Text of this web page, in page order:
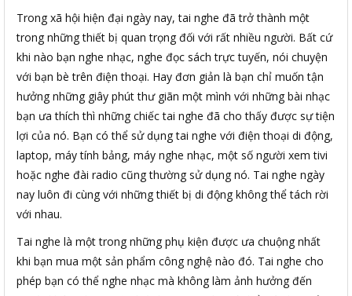
Trong xã hội hiện đại ngày nay, tai nghe đã trở thành một
trong những thiết bị quan trọng đối với rất nhiều người. Bất cứ
khi nào bạn nghe nhạc, nghe đọc sách trực tuyến, nói chuyện
với bạn bè trên điện thoại. Hay đơn giản là bạn chỉ muốn tận
hưởng những giây phút thư giãn một mình với những bài nhạc
bạn ưa thích thì những chiếc tai nghe đã cho thấy được sự tiện
lợi của nó. Bạn có thể sử dụng tai nghe với điện thoại di động,
laptop, máy tính bảng, máy nghe nhạc, một số người xem tivi
hoặc nghe đài radio cũng thường sử dụng nó. Tai nghe ngày
nay luôn đi cùng với những thiết bị di động không thể tách rời
với nhau.
Tai nghe là một trong những phụ kiện được ưa chuộng nhất
khi bạn mua một sản phẩm công nghệ nào đó. Tai nghe cho
phép bạn có thể nghe nhạc mà không làm ảnh hưởng đến